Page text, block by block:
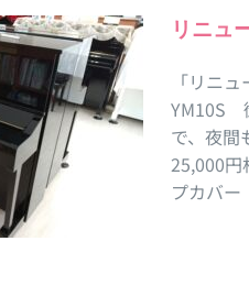
リニュ
「リニ
YM10S
で、夜間
25,000円
プカバー